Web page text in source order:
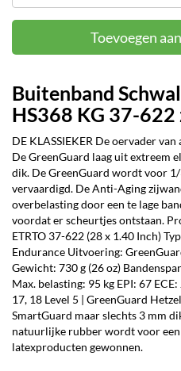
Toevoegen
Buitenband
HS368 KG 37-
DE KLASSIEKER De oervader
De GreenGuard laag uit extreem
dik. De GreenGuard wordt voor
vervaardigd. De Anti-Aging
overbelasting door een te lage
voordat er scheurtjes ontstaan.
ETRTO 37-622 (28 x 1.40 Inch)
Endurance Uitvoering:
Gewicht: 730 g (26 oz)
Max. belasting: 95 kg EPI: 67
17, 18 Level 5 | GreenGuard
SmartGuard maar slechts 3 mm
natuurlijke rubber wordt voor
latexproducten gewonnen.